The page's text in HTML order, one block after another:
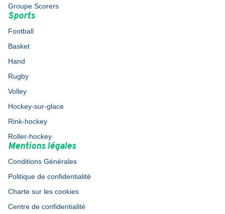
Groupe Scorers
Sports
Football
Basket
Hand
Rugby
Volley
Hockey-sur-glace
Rink-hockey
Roller-hockey
Mentions légales
Conditions Générales
Politique de confidentialité
Charte sur les cookies
Centre de confidentialité